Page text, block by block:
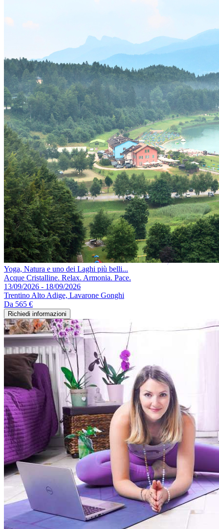
Yoga, Natura e uno dei Laghi più belli...
Acque Cristalline. Relax. Armonia. Pace.
13/09/2026 - 18/09/2026
Trentino Alto Adige, Lavarone Gonghi
Da 565 €
Richiedi informazioni